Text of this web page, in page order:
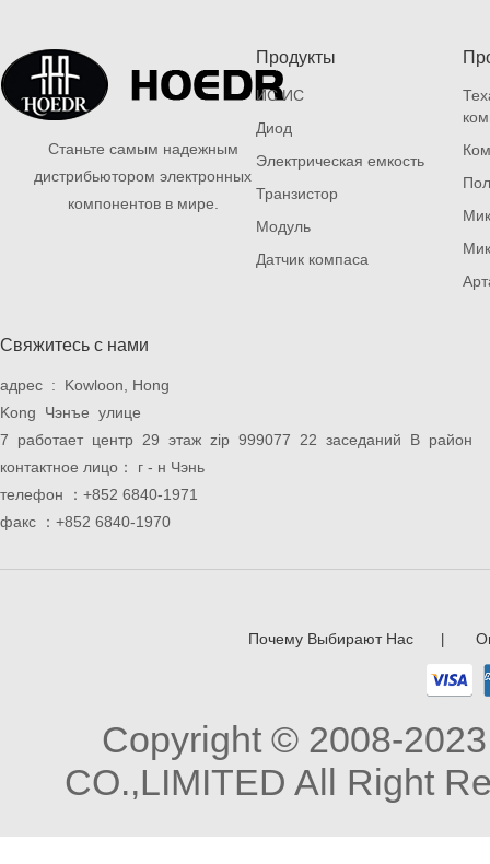
Станьте самым надежным
дистрибьютором электронных
компонентов в мире.
Продукты
ИС ИС
Диод
Электрическая емкость
Транзистор
Модуль
Датчик компаса
Свяжитесь с нами
адрес : Kowloon, Hong
Kong Чэнъе улице
7 работает центр 29 этаж zip 999077 22 заседаний B район
контактное лицо： г - н Чэнь
телефон ：+852 6840-1971
факс ：+852 6840-1970
Почему Выбирают Нас
Copyright © 2008-
CO.,LIMITED All Right